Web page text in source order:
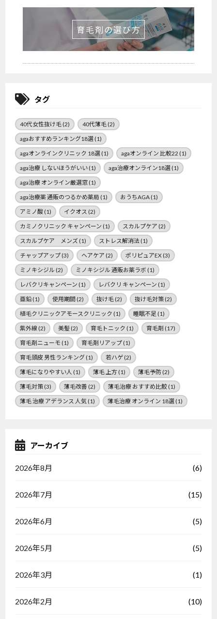
育毛剤の選び方
タグ
40代女性抜け毛(2) 40代薄毛(2)
agaおすすめランキング18選(1)
agaオンラインクリニック 18選(1) agaオンライン 比較22 (1)
aga治療 しないほうがいい(1) aga治療オンライン18選(1)
aga治療 オンライン厳選窓(1)
aga治療薬 通販のつるかめ薬局 (1) おうちAGA(1)
アミノ酸(1) イクオス (2)
カミノクリニック キャンペーン (1) スカルプケア (2)
スカルプケア メンズ(1) ストレス解消法(1)
チャップアップ(3) ヘアケア (2) ポリピュアEX(3)
ミノキシジル (2) ミノキシジル 通販お薬ラボ (1)
レバクリキャンペーン (1) レバクリ キャンペーン (1)
亜鉛(1) 使用期間 (2) 抜け毛(2) 抜け毛対策(2)
植毛クリニックアモースクリニック (1) 睡眠不足 (1)
紫外線(2) 美髪(2) 育毛トニック (1) 育毛剤 (17)
育毛剤ニューモ (1) 育毛剤リアップ(1)
育毛頭皮 男性ランキング(1) 若ハゲ(2)
薄毛になりやすい人 (1) 薄毛 上方(1) 薄毛予防(2)
薄毛対策(3) 薄毛改善 (2) 薄毛治療 おすすめ比鮫(1)
薄毛 治療 アデランス 人気(1) 薄毛治療 オンライン 18選(1)
アーカイブ
2026年8月 (6)
2026年7月 (15)
2026年6月 (5)
2026年5月 (5)
2026年3月 (1)
2026年2月 (10)